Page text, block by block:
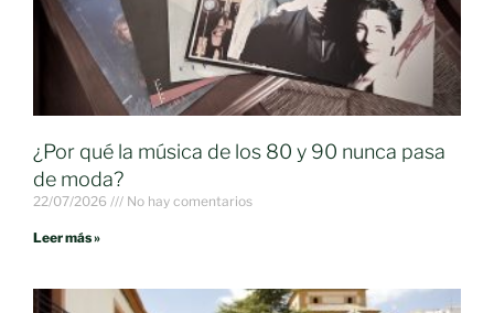
¿Por qué la música de los 80 y 90 nunca pasa
de moda?
22/07/2026 No hay comentarios
Leer más »